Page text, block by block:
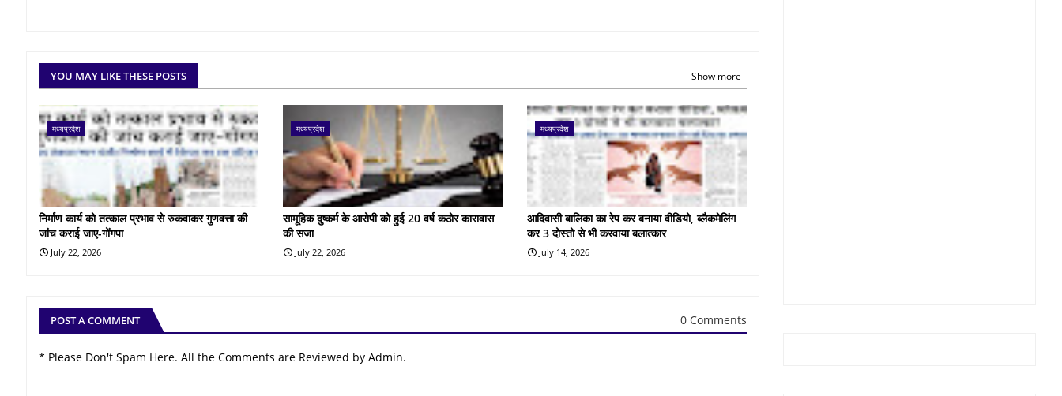
YOU MAY LIKE THESE POSTS Show more
मध्यप्रदेश
निर्माण कार्य को तत्काल प्रभाव से रुकवाकर गुणवत्ता की
जांच कराई जाए-गोंगपा
July 22, 2026
मध्यप्रदेश
सामूहिक दुष्कर्म के आरोपी को हुई 20 वर्ष कठोर कारावास
की सजा
July 22, 2026
मध्यप्रदेश
आदिवासी बालिका का रेप कर बनाया वीडियो, ब्लैकमेलिंग
कर 3 दोस्तो से भी करवाया बलात्कार
July 14, 2026
POST A COMMENT 0 Comments
* Please Don't Spam Here. All the Comments are Reviewed by Admin.